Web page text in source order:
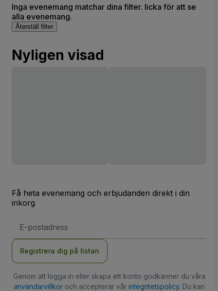
Inga evenemang matchar dina filter. licka för att se
alla evenemang.
Återställ filter
Nyligen visad
Få heta evenemang och erbjudanden direkt i din
inkorg
postadress
Registrera dig på listan
Genom att logga in eller skapa ett konto godkänner du våra
användarvillkoroch accepterar vår integritetspolicy. Du kan